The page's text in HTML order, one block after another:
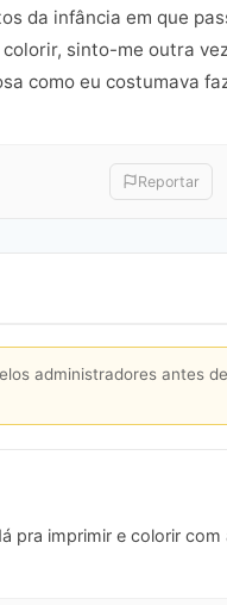
da infância em que
sinto-me outra
como eu costumava
Reportar
administradores antes
pra imprimir e colorir